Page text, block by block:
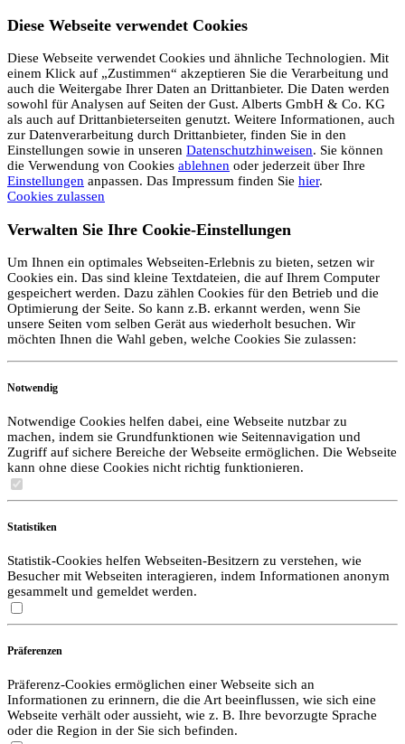
Diese Webseite verwendet Cookies
Diese Webseite verwendet Cookies und ähnliche Technologien. Mit
einem Klick auf „Zustimmen“ akzeptieren Sie die Verarbeitung und
auch die Weitergabe Ihrer Daten an Drittanbieter. Die Daten werden
sowohl für Analysen auf Seiten der Gust. Alberts GmbH & Co. KG
als auch auf Drittanbieterseiten genutzt. Weitere Informationen, auch
zur Datenverarbeitung durch Drittanbieter, finden Sie in den
Einstellungen sowie in unseren Datenschutzhinweisen. Sie können
die Verwendung von Cookies ablehnen oder jederzeit über Ihre
Einstellungen anpassen. Das Impressum finden Sie hier.
Cookies zulassen
Verwalten Sie Ihre Cookie-Einstellungen
Um Ihnen ein optimales Webseiten-Erlebnis zu bieten, setzen wir
Cookies ein. Das sind kleine Textdateien, die auf Ihrem Computer
gespeichert werden. Dazu zählen Cookies für den Betrieb und die
Optimierung der Seite. So kann z.B. erkannt werden, wenn Sie
unsere Seiten vom selben Gerät aus wiederholt besuchen. Wir
möchten Ihnen die Wahl geben, welche Cookies Sie zulassen:
Notwendig
Notwendige Cookies helfen dabei, eine Webseite nutzbar zu
machen, indem sie Grundfunktionen wie Seitennavigation und
Zugriff auf sichere Bereiche der Webseite ermöglichen. Die Webseite
kann ohne diese Cookies nicht richtig funktionieren.
Statistiken
Statistik-Cookies helfen Webseiten-Besitzern zu verstehen, wie
Besucher mit Webseiten interagieren, indem Informationen anonym
gesammelt und gemeldet werden.
Präferenzen
Präferenz-Cookies ermöglichen einer Webseite sich an
Informationen zu erinnern, die die Art beeinflussen, wie sich eine
Webseite verhält oder aussieht, wie z. B. Ihre bevorzugte Sprache
oder die Region in der Sie sich befinden.